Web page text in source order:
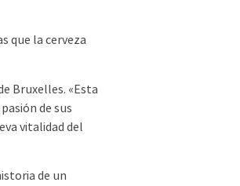
que la cerveza
Bruxelles. «Esta
de sus
vitalidad del
de un